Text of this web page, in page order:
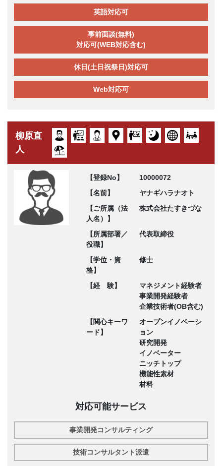
英語対応可
事前面談(無料)
対応可(WEB対応含む)
休日(土日祝祭日)対応可
Web対応可
柳原直
人
【登録No】
10000072
【名前】
ヤナギハラナオト
【ご所属（法
人名）】
株式会社たすきづな
【所属部署／
役職】
代表取締役
【学位・資
格】
修士
【経 験】
マネジメント経験者
事業開発経験者
企業技術者(OB含む)
【関心キーワ
ード】
オープンイノベーシ
ョン
研究開発
イノベーター
ニッチトップ
機能性素材
材料
対応可能サービス
事業開発コンサルティング
技術コンサルタント派遣